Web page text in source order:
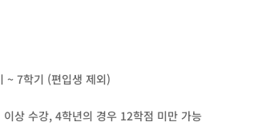
~ 7학기 (편입생 제외)
상 수강, 4학년의 경우 12학점 미만 가능